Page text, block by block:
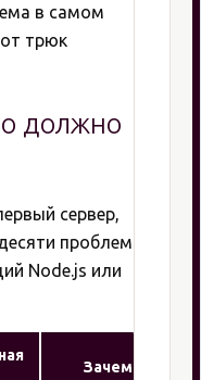
в самом
трюк
должно
сервер,
проблем
Node.js или
Зачем